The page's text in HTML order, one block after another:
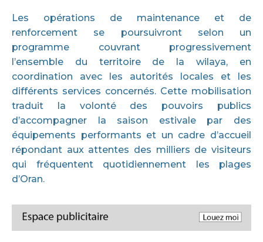
Les opérations de maintenance et de
renforcement se poursuivront selon un
programme couvrant progressivement
l’ensemble du territoire de la wilaya, en
coordination avec les autorités locales et les
différents services concernés. Cette mobilisation
traduit la volonté des pouvoirs publics
d’accompagner la saison estivale par des
équipements performants et un cadre d’accueil
répondant aux attentes des milliers de visiteurs
qui fréquentent quotidiennement les plages
d’Oran.